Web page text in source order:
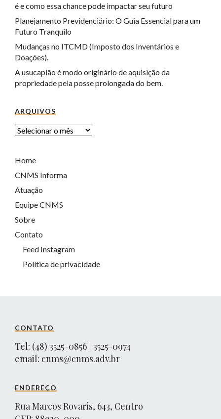
é e como essa chance pode impactar seu futuro
Planejamento Previdenciário: O Guia Essencial para um
Futuro Tranquilo
Mudanças no ITCMD (Imposto dos Inventários e
Doações).
A usucapião é modo originário de aquisição da
propriedade pela posse prolongada do bem.
ARQUIVOS
Home
CNMS Informa
Atuação
Equipe CNMS
Sobre
Contato
Feed Instagram
Política de privacidade
CONTATO
Tel: (48) 3525-0856 | 3525-0974
email: cnms@cnms.adv.br
ENDEREÇO
Rua Marcos Rovaris, 643, Centro